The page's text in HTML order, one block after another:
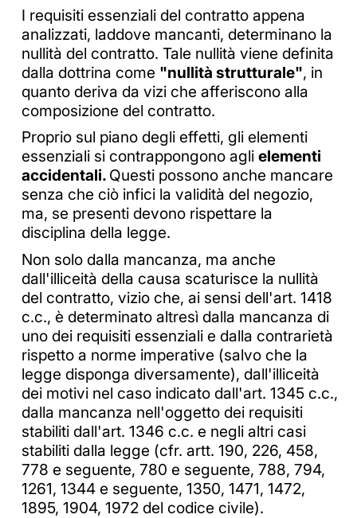
I requisiti essenziali del contratto appena
analizzati, laddove mancanti, determinano la
nullità del contratto. Tale nullità viene definita
dalla dottrina come "nullità strutturale", in
quanto deriva da vizi che afferiscono alla
composizione del contratto.
Proprio sul piano degli effetti, gli elementi
essenziali si contrappongono agli elementi
accidentali. Questi possono anche mancare
senza che ciò infici la validità del negozio,
ma, se presenti devono rispettare la
disciplina della legge.
Non solo dalla mancanza, ma anche
dall'illiceità della causa scaturisce la nullità
del contratto, vizio che, ai sensi dell'art. 1418
c.c., è determinato altresì dalla mancanza di
uno dei requisiti essenziali e dalla contrarietà
rispetto a norme imperative (salvo che la
legge disponga diversamente), dall'illiceità
dei motivi nel caso indicato dall'art. 1345 c.c.,
dalla mancanza nell'oggetto dei requisiti
stabiliti dall'art. 1346 c.c. e negli altri casi
stabiliti dalla legge (cfr. artt. 190, 226, 458,
778 e seguente, 780 e seguente, 788, 794,
1261, 1344 e seguente, 1350, 1471, 1472,
1895, 1904, 1972 del codice civile).